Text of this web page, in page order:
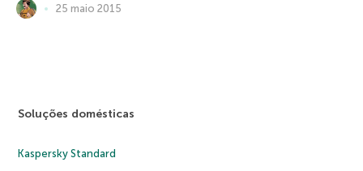
25 maio 2015
Soluções domésticas
Kaspersky Standard